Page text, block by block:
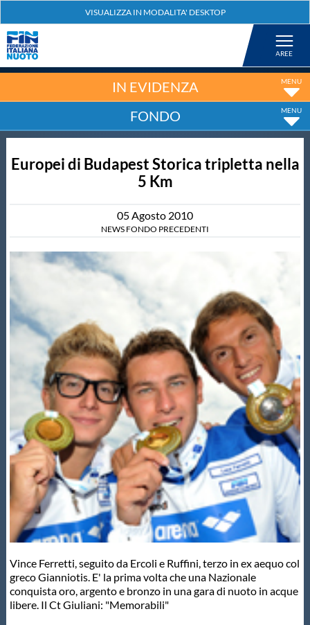
Nuoto
Tuffi
Fondo
Master
Formazione
GUG
Scuole Nuoto
Propaganda
Area Legislativa
IN EVIDENZA
FONDO
Europei di Budapest Storica tripletta nella
5 Km
05Agosto 2010
NEWS FONDO PRECEDENTI
Vince Ferretti, seguito da Ercoli e Ruffini, terzo in ex aequo col
greco Gianniotis. E' la prima volta che una Nazionale
conquista oro, argento e bronzo in una gara di nuoto in acque
libere. Il Ct Giuliani: "Memorabili"